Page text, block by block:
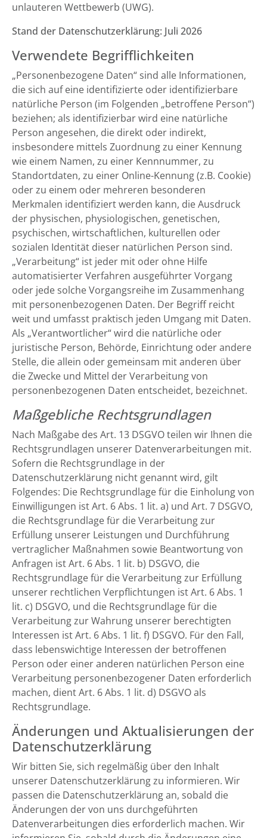
unlauteren Wettbewerb (UWG).
Stand der Datenschutzerklärung: Juli 2026
Verwendete Begrifflichkeiten
„Personenbezogene Daten“ sind alle Informationen,
die sich auf eine identifizierte oder identifizierbare
natürliche Person (im Folgenden „betroffene Person“)
beziehen; als identifizierbar wird eine natürliche
Person angesehen, die direkt oder indirekt,
insbesondere mittels Zuordnung zu einer Kennung
wie einem Namen, zu einer Kennnummer, zu
Standortdaten, zu einer Online-Kennung (z.B. Cookie)
oder zu einem oder mehreren besonderen
Merkmalen identifiziert werden kann, die Ausdruck
der physischen, physiologischen, genetischen,
psychischen, wirtschaftlichen, kulturellen oder
sozialen Identität dieser natürlichen Person sind.
„Verarbeitung“ ist jeder mit oder ohne Hilfe
automatisierter Verfahren ausgeführter Vorgang
oder jede solche Vorgangsreihe im Zusammenhang
mit personenbezogenen Daten. Der Begriff reicht
weit und umfasst praktisch jeden Umgang mit Daten.
Als „Verantwortlicher“ wird die natürliche oder
juristische Person, Behörde, Einrichtung oder andere
Stelle, die allein oder gemeinsam mit anderen über
die Zwecke und Mittel der Verarbeitung von
personenbezogenen Daten entscheidet, bezeichnet.
Maßgebliche Rechtsgrundlagen
Nach Maßgabe des Art. 13 DSGVO teilen wir Ihnen die
Rechtsgrundlagen unserer Datenverarbeitungen mit.
Sofern die Rechtsgrundlage in der
Datenschutzerklärung nicht genannt wird, gilt
Folgendes: Die Rechtsgrundlage für die Einholung von
Einwilligungen ist Art. 6 Abs. 1 lit. a) und Art. 7 DSGVO,
die Rechtsgrundlage für die Verarbeitung zur
Erfüllung unserer Leistungen und Durchführung
vertraglicher Maßnahmen sowie Beantwortung von
Anfragen ist Art. 6 Abs. 1 lit. b) DSGVO, die
Rechtsgrundlage für die Verarbeitung zur Erfüllung
unserer rechtlichen Verpflichtungen ist Art. 6 Abs. 1
lit. c) DSGVO, und die Rechtsgrundlage für die
Verarbeitung zur Wahrung unserer berechtigten
Interessen ist Art. 6 Abs. 1 lit. f) DSGVO. Für den Fall,
dass lebenswichtige Interessen der betroffenen
Person oder einer anderen natürlichen Person eine
Verarbeitung personenbezogener Daten erforderlich
machen, dient Art. 6 Abs. 1 lit. d) DSGVO als
Rechtsgrundlage.
Änderungen und Aktualisierungen der
Datenschutzerklärung
Wir bitten Sie, sich regelmäßig über den Inhalt
unserer Datenschutzerklärung zu informieren. Wir
passen die Datenschutzerklärung an, sobald die
Änderungen der von uns durchgeführten
Datenverarbeitungen dies erforderlich machen. Wir